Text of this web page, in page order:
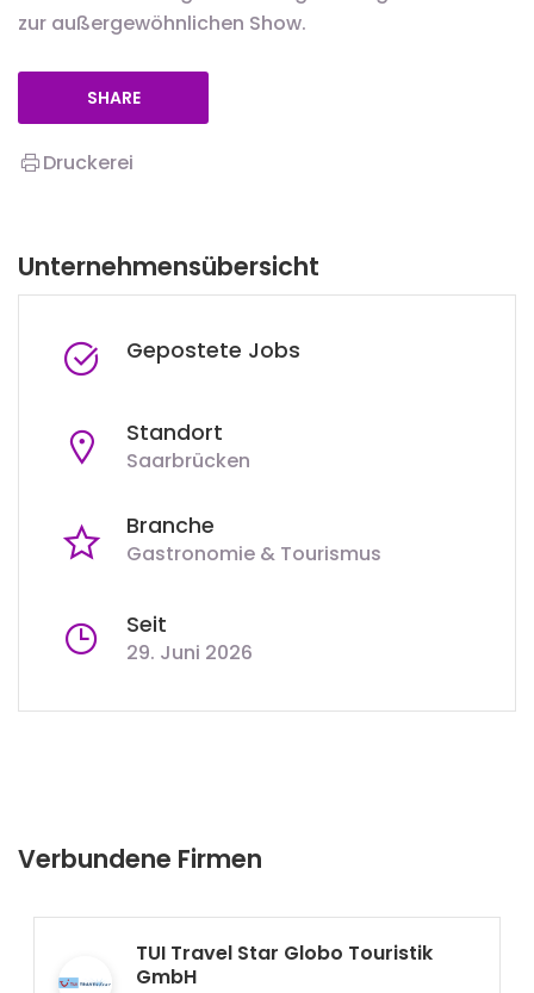
zur außergewöhnlichen Show.
SHARE
Druckerei
Unternehmensübersicht
Gepostete Jobs
Standort
Saarbrücken
Branche
Gastronomie & Tourismus
Seit
29. Juni 2026
Verbundene Firmen
TUI Travel Star Globo Touristik
GmbH